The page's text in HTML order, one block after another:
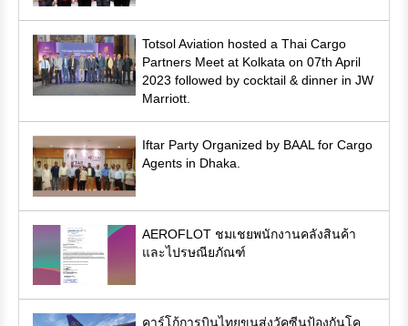
Totsol Aviation hosted a Thai Cargo
Partners Meet at Kolkata on 07th April
2023 followed by cocktail & dinner in JW
Marriott.
Iftar Party Organized by BAAL for Cargo
Agents in Dhaka.
AEROFLOT ชมเชยพนักงานคลังสินค้า
และไปรษณียภัณฑ์
คาร์โก้การบินไทยขนส่งวัคซีนป้องกันโค